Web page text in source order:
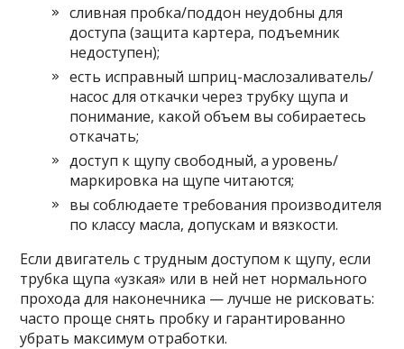
сливная пробка/поддон неудобны для
доступа (защита картера, подъемник
недоступен);
есть исправный шприц-маслозаливатель/
насос для откачки через трубку щупа и
понимание, какой объем вы собираетесь
откачать;
доступ к щупу свободный, а уровень/
маркировка на щупе читаются;
вы соблюдаете требования производителя
по классу масла, допускам и вязкости.
Если двигатель с трудным доступом к щупу, если
трубка щупа «узкая» или в ней нет нормального
прохода для наконечника — лучше не рисковать:
часто проще снять пробку и гарантированно
убрать максимум отработки.